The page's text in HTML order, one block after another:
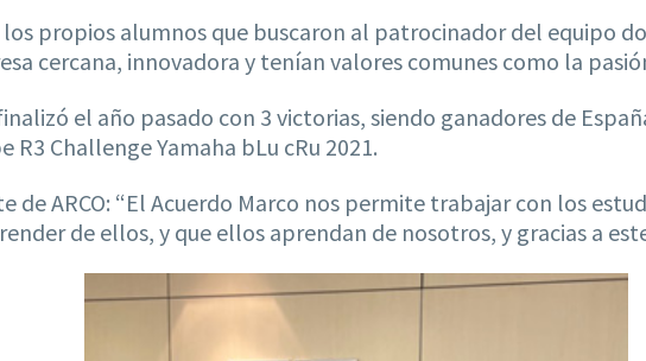
propios alumnos que buscaron al patrocinador del equipo
cercana, innovadora y tenían valores comunes como la
el año pasado con 3 victorias, siendo ganadores de
R3 Challenge Yamaha bLu cRu 2021.
de ARCO: “El Acuerdo Marco nos permite trabajar con los
de ellos, y que ellos aprendan de nosotros, y gracias a